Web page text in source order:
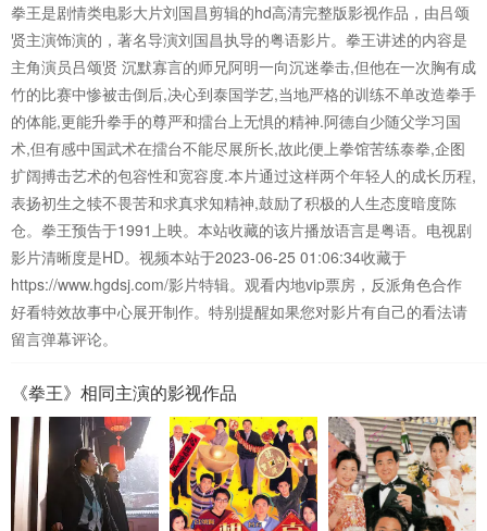
拳王是剧情类电影大片刘国昌剪辑的hd高清完整版影视作品，由吕颂
贤主演饰演的，著名导演刘国昌执导的粤语影片。拳王讲述的内容是
主角演员吕颂贤 沉默寡言的师兄阿明一向沉迷拳击,但他在一次胸有成
竹的比赛中惨被击倒后,决心到泰国学艺,当地严格的训练不单改造拳手
的体能,更能升拳手的尊严和擂台上无惧的精神.阿德自少随父学习国
术,但有感中国武术在擂台不能尽展所长,故此便上拳馆苦练泰拳,企图
扩阔搏击艺术的包容性和宽容度.本片通过这样两个年轻人的成长历程,
表扬初生之犊不畏苦和求真求知精神,鼓励了积极的人生态度暗度陈
仓。拳王预告于1991上映。本站收藏的该片播放语言是粤语。电视剧
影片清晰度是HD。视频本站于2023-06-25 01:06:34收藏于
https://www.hgdsj.com/影片特辑。观看内地vip票房，反派角色合作
好看特效故事中心展开制作。特别提醒如果您对影片有自己的看法请
留言弹幕评论。
《拳王》相同主演的影视作品